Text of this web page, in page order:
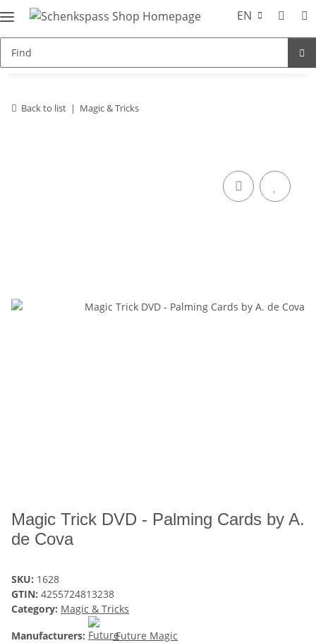
EN
Back to list Magic & Tricks
Magic Trick DVD - Palming Cards by A.
de Cova
SKU: 1628
GTIN: 4255724813238
Category: Magic & Tricks
Manufacturers:
Future Magic